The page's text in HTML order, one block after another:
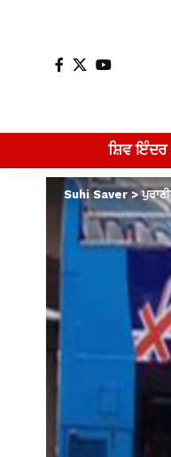
ਸ਼ਿਵ ਇੰਦਰ
Suhi Saver>